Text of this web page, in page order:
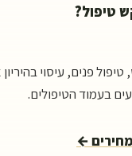
טיפול?
פנים, עיסוי בהיריון
בעמוד הטיפולים.
←